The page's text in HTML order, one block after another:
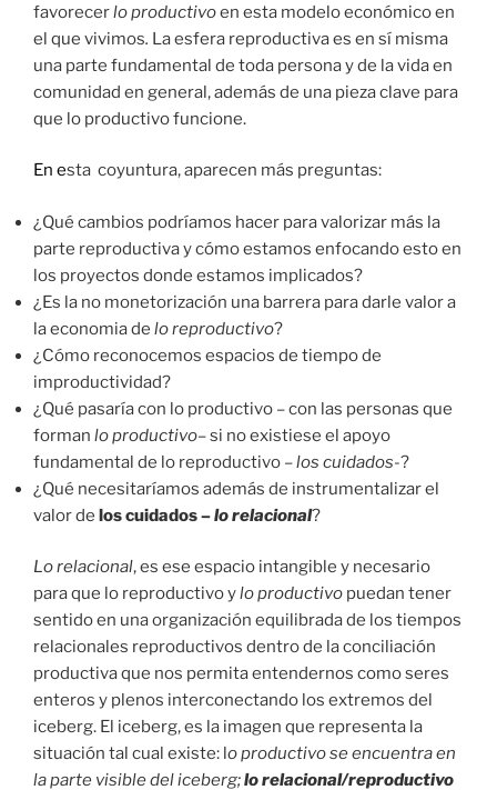
favorecerlo productivoen esta modelo económico en
el que vivimos. La esfera reproductiva es en sí misma
una parte fundamental de toda persona y de la vida en
comunidad en general, además de una pieza clave para
que lo productivo funcione.
En esta coyuntura, aparecen más preguntas:
¿Qué cambios podríamos hacer para valorizar más la
parte reproductiva y cómo estamos enfocando esto en
los proyectos donde estamos implicados?
¿Es la no monetorización una barrera para darle valor a
la economia de lo reproductivo?
¿Cómo reconocemos espacios de tiempo de
improductividad?
¿Qué pasaría con lo productivo – con las personas que
forman lo productivo– si no existiese el apoyo
fundamental de lo reproductivo –los cuidados-?
¿Qué necesitaríamos además de instrumentalizar el
valor de los cuidados –lo relacional?
Lo relacional, es ese espacio intangible y necesario
para que lo reproductivo ylo productivo puedan tener
sentido en una organización equilibrada de los tiempos
relacionales reproductivos dentro de la conciliación
productiva que nos permita entendernos como seres
enteros y plenos interconectando los extremos del
iceberg. El iceberg, es la imagen que representa la
situación tal cual existe: lo productivo se encuentra en
la parte visible del iceberg;lo relacional/reproductivo